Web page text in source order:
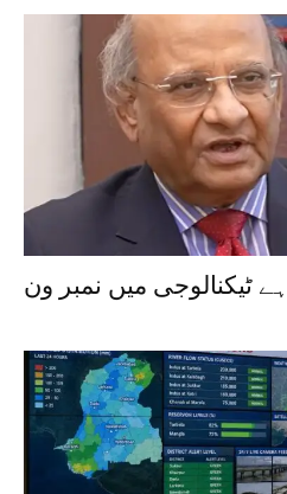
ٹیکنالوجی میں نمبر ون